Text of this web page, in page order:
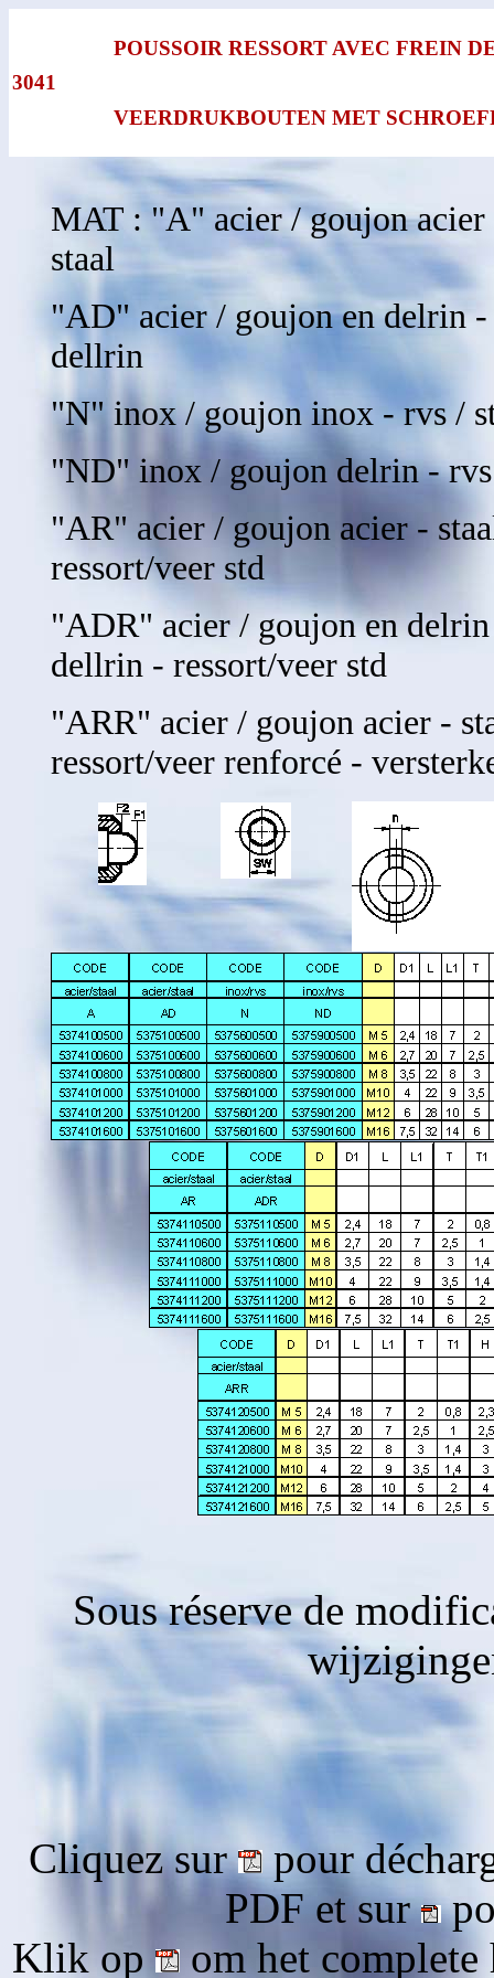
3041
POUSSOIR RESSORT AVEC FREIN
VEERDRUKBOUTEN MET
MAT : "A" acier / goujon
staal
"AD" acier / goujon en delrin
dellrin
"N" inox / goujon inox - rvs /
"ND" inox / goujon delrin -
"AR" acier / goujon acier -
ressort/veer std
"ADR" acier / goujon en
dellrin - ressort/veer std
"ARR" acier / goujon acier -
ressort/veer renforcé -
Sous réserve de
Cliquez sur pour
PDF et sur
Klik op
om het